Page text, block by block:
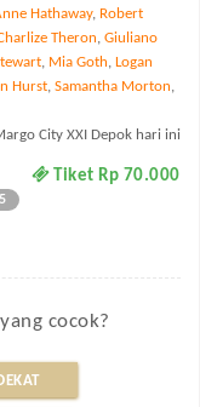
Hathaway, Robert
Theron, Giuliano
, Mia Goth, Logan
Hurst, Samantha Morton,
City XXI Depok hari ini
Tiket Rp 70.000
cocok?